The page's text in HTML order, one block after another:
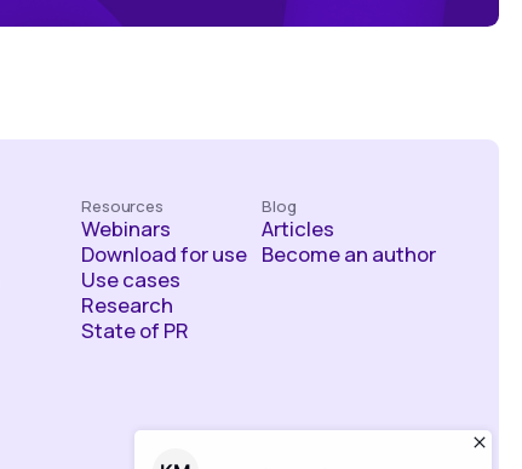
Resources
Webinars
Download for use
Use cases
Research
State of PR
Blog
Articles
Become an author